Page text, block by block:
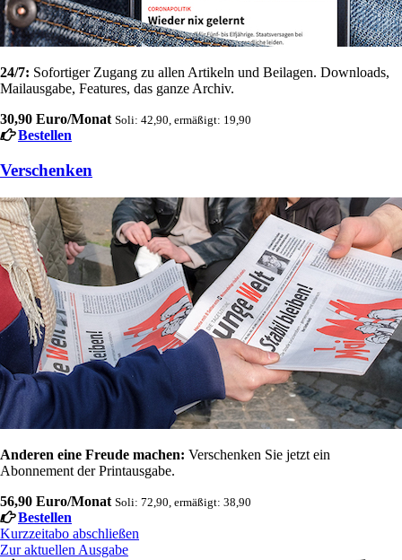
24/7: Sofortiger Zugang zu allen Artikeln und Beilagen. Downloads,
Mailausgabe, Features, das ganze Archiv.
30,90 Euro/Monat Soli: 42,90, ermäßigt: 19,90
Bestellen
Verschenken
Anderen eine Freude machen: Verschenken Sie jetzt ein
Abonnement der Printausgabe.
56,90 Euro/Monat Soli: 72,90, ermäßigt: 38,90
Bestellen
Kurzzeitabo abschließen
Zur aktuellen Ausgabe